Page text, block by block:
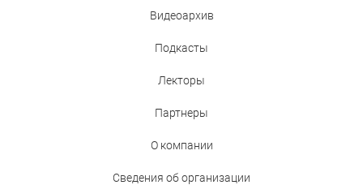
Видеоархив
Подкасты
Лекторы
Партнеры
О компании
Сведения об организации